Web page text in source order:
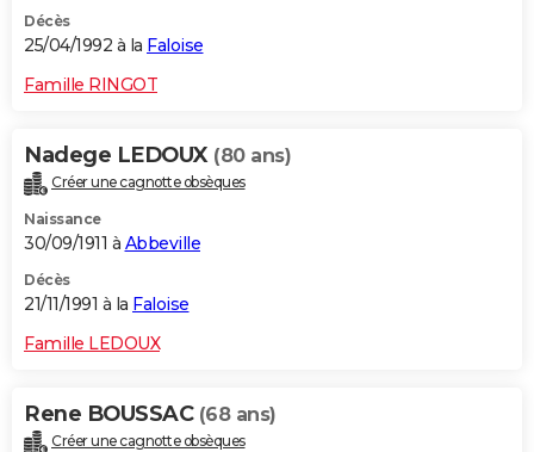
Décès
25/04/1992 à la Faloise
Famille RINGOT
Nadege LEDOUX (80 ans)
Créer une cagnotte obsèques
Naissance
30/09/1911 à Abbeville
Décès
21/11/1991 à la Faloise
Famille LEDOUX
Rene BOUSSAC (68 ans)
Créer une cagnotte obsèques